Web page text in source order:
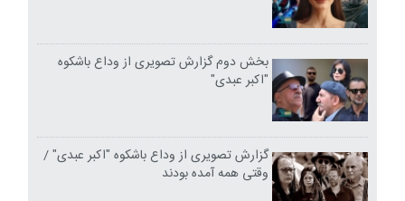
بخش دوم گزارش تصویری از وداع باشکوه
"اکبر عبدی"
گزارش تصویری از وداع باشکوه "اکبر عبدی" /
وقتی همه آمده بودند